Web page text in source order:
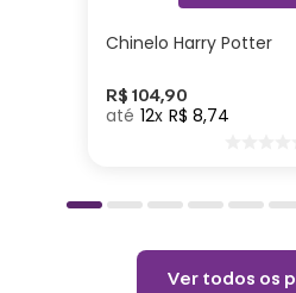
Especificações:
Altura: 29cm| Largura:
6cm| Tecido: 100%
Passar com
Não alvejar.
Chinelo Harry Potter
R$ 104,90
12 R$ 8,74
Ver todos os